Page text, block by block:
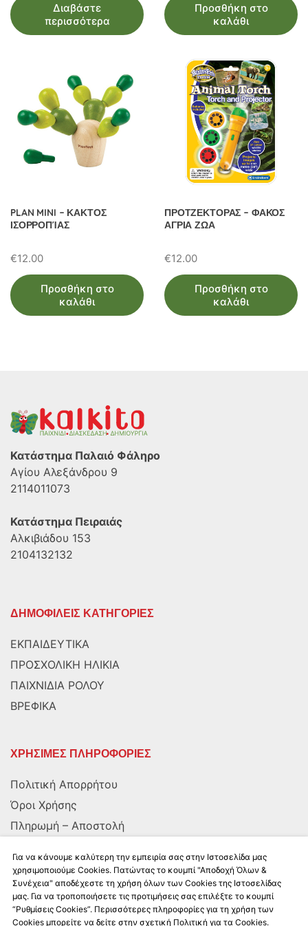
Διαβάστε
περισσότερα
Προσθήκη στο
καλάθι
PLAN MINI – ΚΑΚΤΟΣ
ΙΣΟΡΡΟΠΊΑΣ
€12.00
Προσθήκη στο
καλάθι
ΠΡΟΤΖΕΚΤΟΡΑΣ – ΦΑΚΟΣ
ΑΓΡΙΑ ΖΩΑ
€12.00
Προσθήκη στο
καλάθι
Κατάστημα Παλαιό Φάληρο
Αγίου Αλεξάνδρου 9
2114011073
Κατάστημα Πειραιάς
Αλκιβιάδου 153
2104132132
ΔΗΜΟΦΙΛΕΙΣ ΚΑΤΗΓΟΡΙΕΣ
ΕΚΠΑΙΔΕΥΤΙΚΑ
ΠΡΟΣΧΟΛΙΚΗ ΗΛΙΚΙΑ
ΠΑΙΧΝΙΔΙΑ ΡΟΛΟΥ
ΒΡΕΦΙΚΑ
ΧΡΗΣΙΜΕΣ ΠΛΗΡΟΦΟΡΙΕΣ
Πολιτική Απορρήτου
Όροι Χρήσης
Πληρωμή – Αποστολή
ΑΚΟΛΟΥΘΗΣΤΕ ΜΑΣ
Για να κάνουμε καλύτερη την εμπειρία σας στην Ιστοσελίδα μας
χρησιμοποιούμε Cookies. Πατώντας το κουμπί "Αποδοχή Όλων &
Συνέχεια" αποδέχεστε τη χρήση όλων των Cookies της Ιστοσελίδας
μας. Για να τροποποιήσετε τις προτιμήσεις σας επιλέξτε το κουμπί
“Ρυθμίσεις Cookies”. Περισσότερες πληροφορίες για τη χρήση των
Cookies μπορείτε να δείτε στην σχετική Πολιτική για τα Cookies.